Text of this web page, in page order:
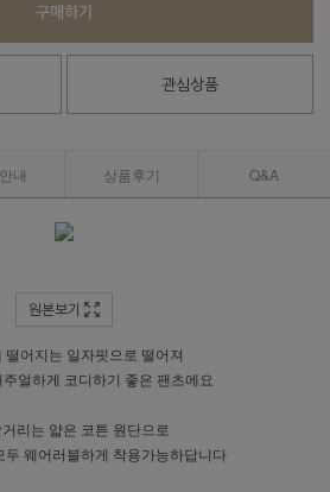
구매하기
관심상품
내 상품후기 Q&A
원본보기
떨어지는 일자핏으로 떨어져
얼하게 코디하기 좋은 팬츠에요
리는 얇은 코튼 원단으로
두 웨어러블하게 착용가능하답니다